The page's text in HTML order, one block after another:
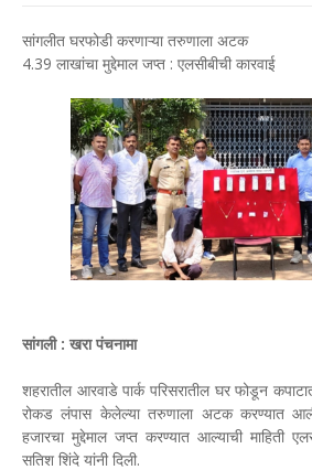
सांगलीत घरफोडी करणाऱ्या तरुणाला अटक
4.39 लाखांचा मुद्देमाल जप्त : एलसीबीची कारवाई
सांगली : खरा पंचनामा
शहरातील आरवाडे पार्क परिसरातील घर फोडून
रोकड लंपास केलेल्या तरुणाला अटक करण्यात
हजारचा मुद्देमाल जप्त करण्यात आल्याची माहिती
सतिश शिंदे यांनी दिली.